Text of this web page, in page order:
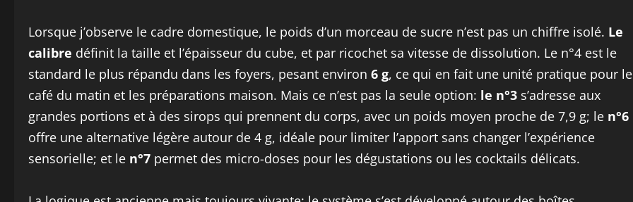
Lorsque j’observe le cadre domestique, le poids d’un morceau de sucre n’est pas un chiffre isolé. Le
calibre définit la taille et l’épaisseur du cube, et par ricochet sa vitesse de dissolution. Le n°4 est le
standard le plus répandu dans les foyers, pesant environ 6 g, ce qui en fait une unité pratique pour le
café du matin et les préparations maison. Mais ce n’est pas la seule option: le n°3 s’adresse aux
grandes portions et à des sirops qui prennent du corps, avec un poids moyen proche de 7,9 g; le n°6
offre une alternative légère autour de 4 g, idéale pour limiter l’apport sans changer l’expérience
sensorielle; et le n°7 permet des micro-doses pour les dégustations ou les cocktails délicats.